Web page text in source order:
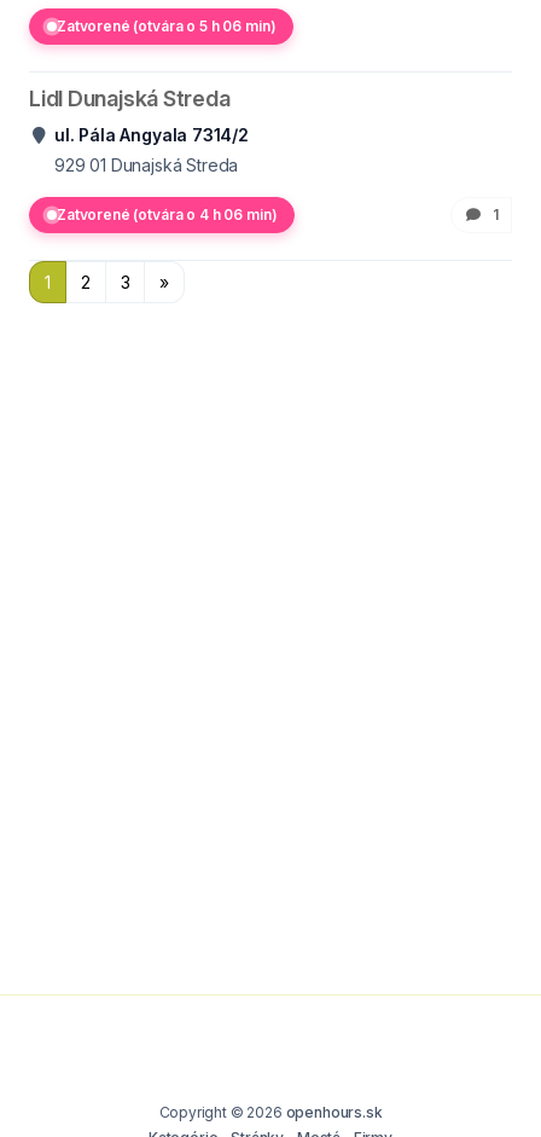
Zatvorené (otvára o 5 h 06 min)
Lidl Dunajská Streda
ul. Pála Angyala 7314/2
929 01 Dunajská Streda
Zatvorené (otvára o 4 h 06 min) 1
1 2 3 »
Copyright © 2026 openhours.sk